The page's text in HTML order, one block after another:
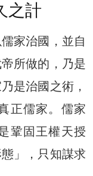
之計
家治國，並自
所做的，乃是
是治國之術，
正儒家。儒家
鞏固王權天授
」，只知謀求